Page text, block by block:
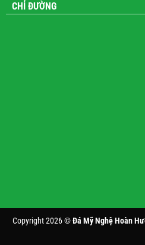
CHỈ ĐƯỜNG
Copyright 2026 ©Đá Mỹ Nghệ Hoàn